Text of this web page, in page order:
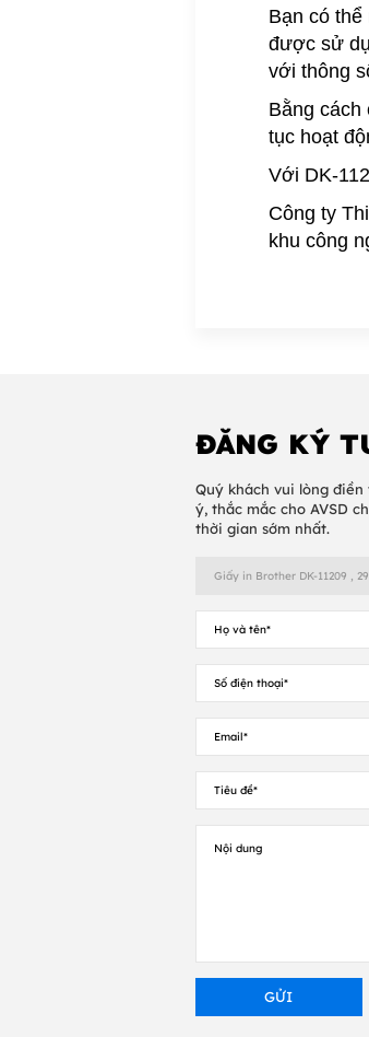
Bạn có
được sử
với thông
Bằng cách
tục hoạt
Với DK-
Công ty
khu công
ĐĂNG KÝ
Quý khách vui lòng
ý, thắc mắc cho AVSD
thời gian sớm nhất.